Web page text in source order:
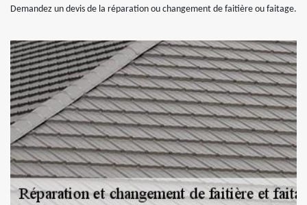
Demandez un devis de la réparation ou changement de faitière ou faitage.